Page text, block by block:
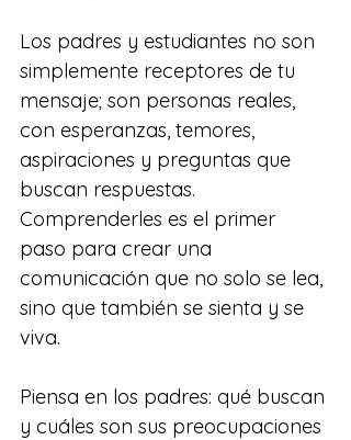
Los padres y estudiantes no son
simplemente receptores de tu
mensaje; son personas reales,
con esperanzas, temores,
aspiraciones y preguntas que
buscan respuestas.
Comprenderles es el primer
paso para crear una
comunicación que no solo se lea,
sino que también se sienta y se
viva.
Piensa en los padres: qué buscan
y cuáles son sus preocupaciones